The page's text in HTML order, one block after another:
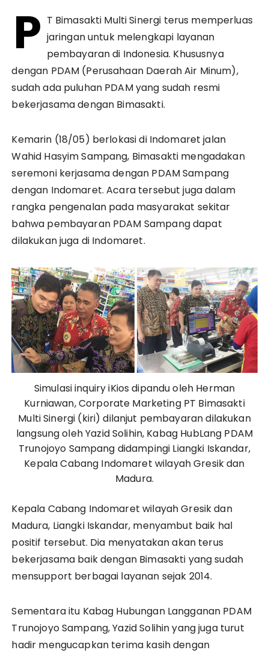
P T Bimasakti Multi Sinergi terus memperluas
jaringan untuk melengkapi layanan
pembayaran di Indonesia. Khususnya
dengan PDAM (Perusahaan Daerah Air Minum),
sudah ada puluhan PDAM yang sudah resmi
bekerjasama dengan Bimasakti.
Kemarin (18/05) berlokasi di Indomaret jalan
Wahid Hasyim Sampang, Bimasakti mengadakan
seremoni kerjasama dengan PDAM Sampang
dengan Indomaret. Acara tersebut juga dalam
rangka pengenalan pada masyarakat sekitar
bahwa pembayaran PDAM Sampang dapat
dilakukan juga di Indomaret.
Simulasi inquiry iKios dipandu oleh Herman
Kurniawan, Corporate Marketing PT Bimasakti
Multi Sinergi (kiri) dilanjut pembayaran dilakukan
langsung oleh Yazid Solihin, Kabag HubLang PDAM
Trunojoyo Sampang didampingi Liangki Iskandar,
Kepala Cabang Indomaret wilayah Gresik dan
Madura.
Kepala Cabang Indomaret wilayah Gresik dan
Madura, Liangki Iskandar, menyambut baik hal
positif tersebut. Dia menyatakan akan terus
bekerjasama baik dengan Bimasakti yang sudah
mensupport berbagai layanan sejak 2014.
Sementara itu Kabag Hubungan Langganan PDAM
Trunojoyo Sampang, Yazid Solihin yang juga turut
hadir mengucapkan terima kasih dengan